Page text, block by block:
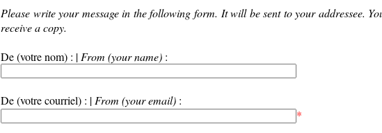
Please write your message in the following form. It will be sent to your addressee.
receive a copy.
De (votre nom) : | From (your name) :
De (votre courriel) : | From (your email) :
*